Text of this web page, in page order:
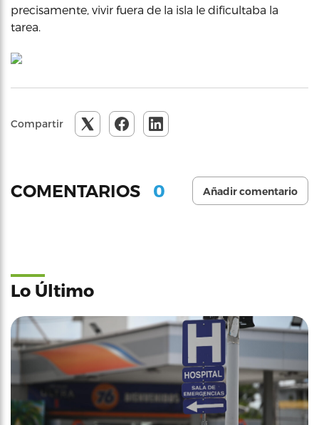
precisamente, vivir fuera de la isla le dificultaba la
tarea.
Compartir
COMENTARIOS 0 Añadir comentario
Lo Último